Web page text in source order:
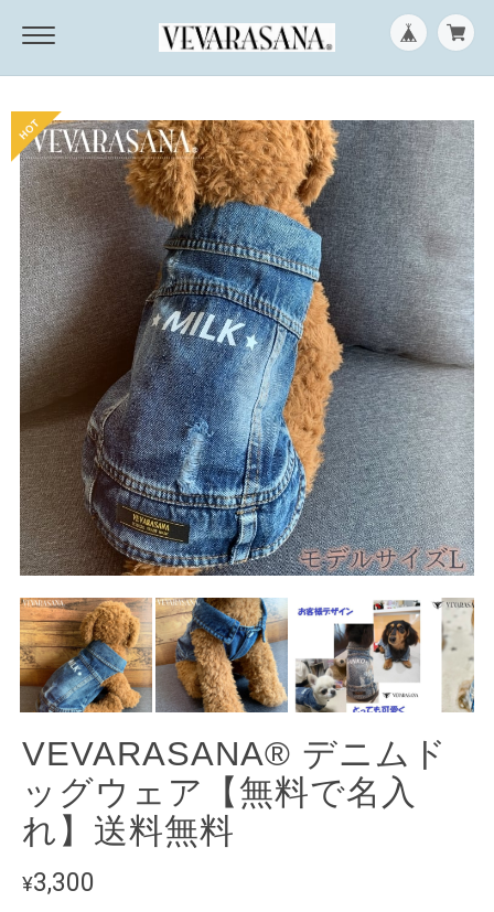
VEVARASANA®︎ デニムド
ッグウェア【無料で名入
れ】送料無料
¥3,300